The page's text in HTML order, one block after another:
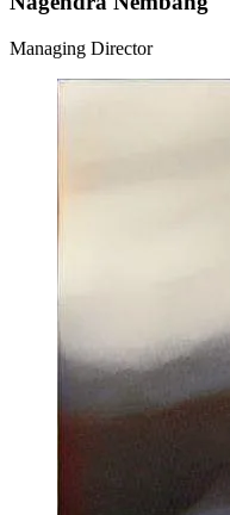
Managing Director